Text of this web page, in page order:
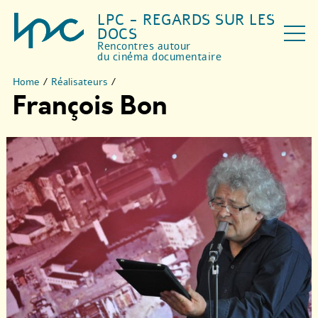
LPC - REGARDS SUR LES
DOCS
Rencontres autour
du cinéma documentaire
Home / Réalisateurs /
François Bon